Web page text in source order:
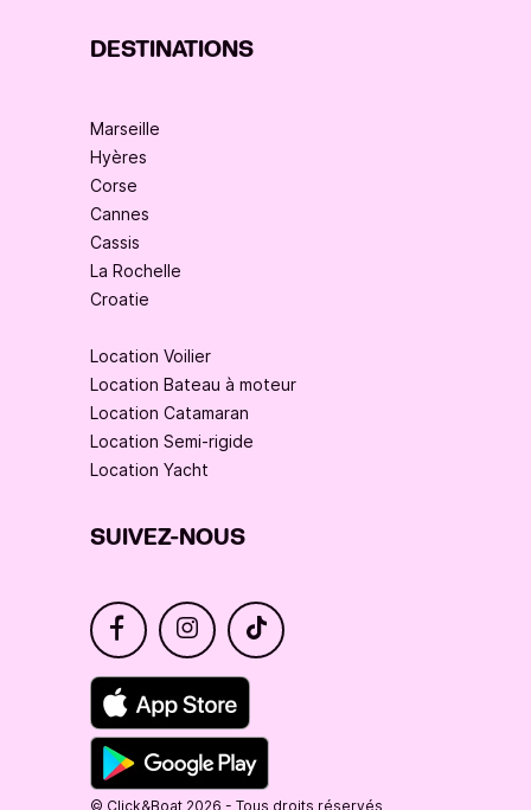
DESTINATIONS
Marseille
Hyères
Corse
Cannes
Cassis
La Rochelle
Croatie
Location Voilier
Location Bateau à moteur
Location Catamaran
Location Semi-rigide
Location Yacht
SUIVEZ-NOUS
© Click&Boat 2026 - Tous droits réservés